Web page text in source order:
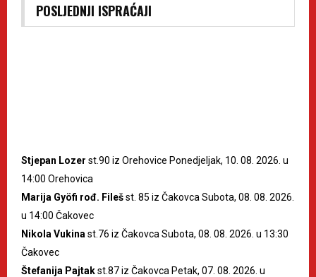
POSLJEDNJI ISPRAĆAJI
Stjepan Lozer st.90 iz Orehovice Ponedjeljak, 10. 08. 2026. u
14:00 Orehovica
Marija Gyöfi rođ. Filešst. 85 iz Čakovca Subota, 08. 08. 2026.
u 14:00 Čakovec
Nikola Vukina st.76 iz Čakovca Subota, 08. 08. 2026. u 13:30
Čakovec
Štefanija Pajtakst.87 iz Čakovca Petak, 07. 08. 2026. u